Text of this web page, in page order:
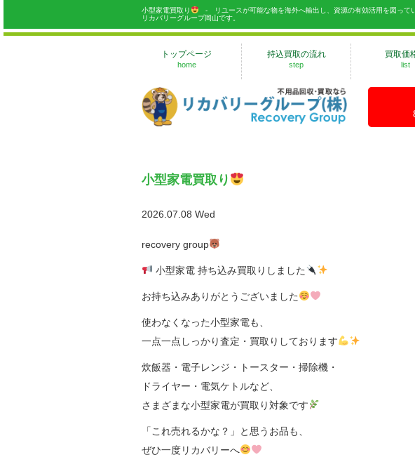
小型家電買取り
- リユースが可能な物を海外へ輸出し、資源の有効活用を図って
リカバリーグループ岡山です。
トップページ
home
持込買取の流れ
step
買取価
list
小型家電買取り
2026.07.08 Wed
recovery group
小型家電 持ち込み買取りしました
お持ち込みありがとうございました
使わなくなった小型家電も、
一点一点しっかり査定・買取りしております
炊飯器・電子レンジ・トースター・掃除機・
ドライヤー・電気ケトルなど、
さまざまな小型家電が買取り対象です
「これ売れるかな？」と思うお品も、
ぜひ一度リカバリーへ